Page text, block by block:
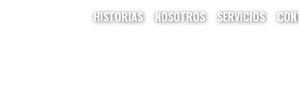
HISTORIAS NOSOTROS SERVICIOS